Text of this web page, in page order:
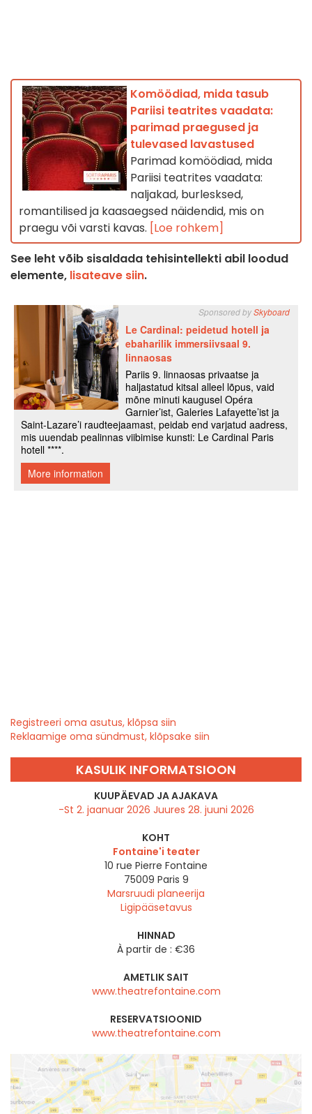
Komöödiad, mida tasub
Pariisi teatrites vaadata:
parimad praegused ja
tulevased lavastused
Parimad komöödiad, mida
Pariisi teatrites vaadata:
naljakad, burlesksed,
romantilised ja kaasaegsed näidendid, mis on
praegu või varsti kavas. [Loe rohkem]
See leht võib sisaldada tehisintellekti abil loodud
elemente, lisateave siin.
Registreeri oma asutus, klõpsa siin
Reklaamige oma sündmust, klõpsake siin
KASULIK INFORMATSIOON
KUUPÄEVAD JA AJAKAVA
-St 2. jaanuar 2026 Juures 28. juuni 2026
KOHT
Fontaine'i teater
10 rue Pierre Fontaine
75009 Paris 9
Marsruudi planeerija
Ligipääsetavus
HINNAD
À partir de : €36
AMETLIK SAIT
www.theatrefontaine.com
RESERVATSIOONID
www.theatrefontaine.com